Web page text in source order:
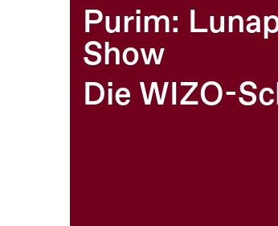
Purim:
Show
Die WIZO-